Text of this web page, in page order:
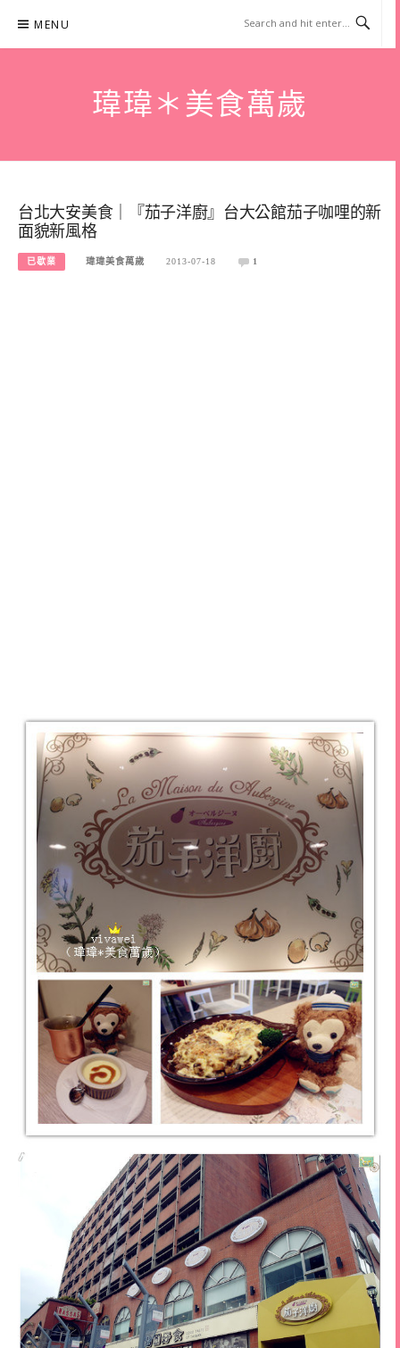
content
MENU
瑋瑋＊美食萬歲
台北大安美食｜『茄子洋廚』台大公館茄子咖哩的新
面貌新風格
已歇業 瑋瑋美食萬歲 2013-07-18 1